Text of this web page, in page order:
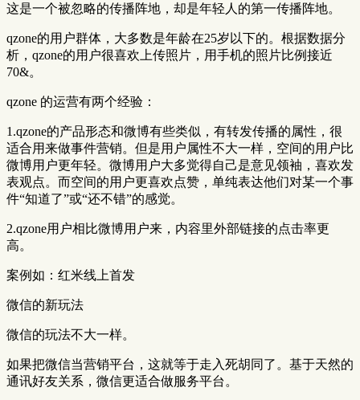
这是一个被忽略的传播阵地，却是年轻人的第一传播阵地。
qzone的用户群体，大多数是年龄在25岁以下的。根据数据分
析，qzone的用户很喜欢上传照片，用手机的照片比例接近
70&。
qzone 的运营有两个经验：
1.qzone的产品形态和微博有些类似，有转发传播的属性，很
适合用来做事件营销。但是用户属性不大一样，空间的用户比
微博用户更年轻。微博用户大多觉得自己是意见领袖，喜欢发
表观点。而空间的用户更喜欢点赞，单纯表达他们对某一个事
件“知道了”或“还不错”的感觉。
2.qzone用户相比微博用户来，内容里外部链接的点击率更
高。
案例如：红米线上首发
微信的新玩法
微信的玩法不大一样。
如果把微信当营销平台，这就等于走入死胡同了。基于天然的
通讯好友关系，微信更适合做服务平台。